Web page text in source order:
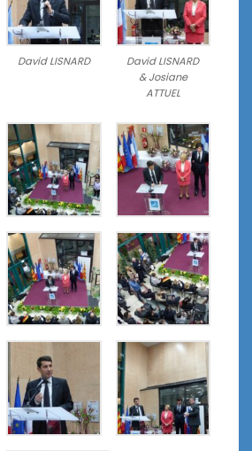
David LISNARD
David LISNARD
& Josiane
ATTUEL